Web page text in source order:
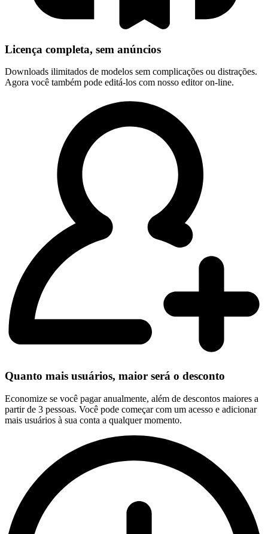
Licença completa, sem anúncios
Downloads ilimitados de modelos sem complicações ou distrações.
Agora você também pode editá-los com nosso editor on-line.
Quanto mais usuários, maior será o desconto
Economize se você pagar anualmente, além de descontos maiores a
partir de 3 pessoas. Você pode começar com um acesso e adicionar
mais usuários à sua conta a qualquer momento.